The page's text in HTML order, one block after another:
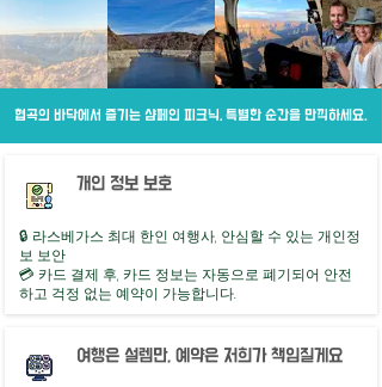
협곡의 바닥에서 즐기는 샴페인 피크닉, 특별한 순간을 만끽하세요.
개인 정보 보호
🔒 라스베가스 최대 한인 여행사, 안심할 수 있는 개인정
보 보안
💳 카드 결제 후, 카드 정보는 자동으로 폐기되어 안전
하고 걱정 없는 예약이 가능합니다.
여행은 설렘만, 예약은 저희가 책임질게요